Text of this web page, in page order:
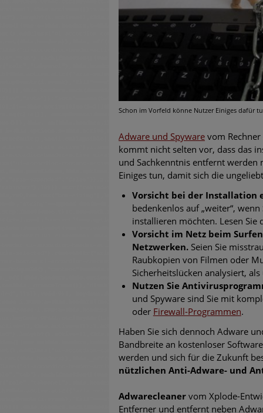
Fake-
Cyber
Schon im Vorfeld könne Nutzer Einiges dafür
Adware und Spyware vom
kommt nicht selten vor, dass das
und Sachkenntnis entfernt werden
Einiges tun, damit sich die
Vorsicht bei der Installation
bedenkenlos auf „weiter“,
installieren möchten. Lesen Sie
Vorsicht im Netz beim
Netzwerken.Seien Sie
Raubkopien von Filmen oder
Sicherheitslücken analysiert,
Nutzen Sie
und Spyware sind Sie mit
oder Firewall-Programmen.
Haben Sie sich dennoch Adware
Bandbreite an kostenloser
werden und sich für die Zukunft
nützlichen Anti-Adware- und
Adwarecleaner vom Xplode-
Entferner und entfernt neben